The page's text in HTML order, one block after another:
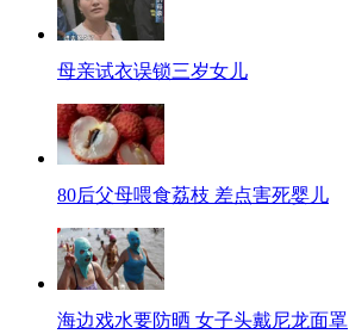
母亲试衣误锁三岁女儿
80后父母喂食荔枝 差点害死婴儿
海边戏水要防晒 女子头戴尼龙面罩